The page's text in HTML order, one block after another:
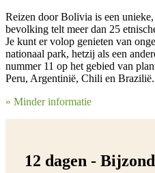
Reizen door Bolivia is een
bevolking telt meer dan 25
Je kunt er volop genieten van
nationaal park, hetzij als een
nummer 11 op het gebied van
Peru, Argentinië, Chili en Brazilië.
» Minder informatie
12 dagen -